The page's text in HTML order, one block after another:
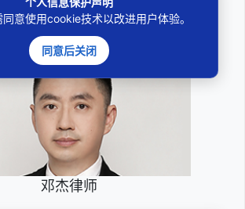
受人之托、忠人之事————
邓杰律师
意使用cookie技术以改进用户体验。
同意后关闭